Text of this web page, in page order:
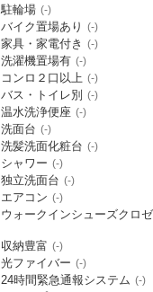
駐輪場 (-)
バイク置場あり (-)
家具・家電付き (-)
洗濯機置場有 (-)
コンロ２口以上 (-)
バス・トイレ別 (-)
温水洗浄便座 (-)
洗面台 (-)
洗髪洗面化粧台 (-)
シャワー (-)
独立洗面台 (-)
エアコン (-)
ウォークインシューズクロ
収納豊富 (-)
光ファイバー (-)
24時間緊急通報システム (-)